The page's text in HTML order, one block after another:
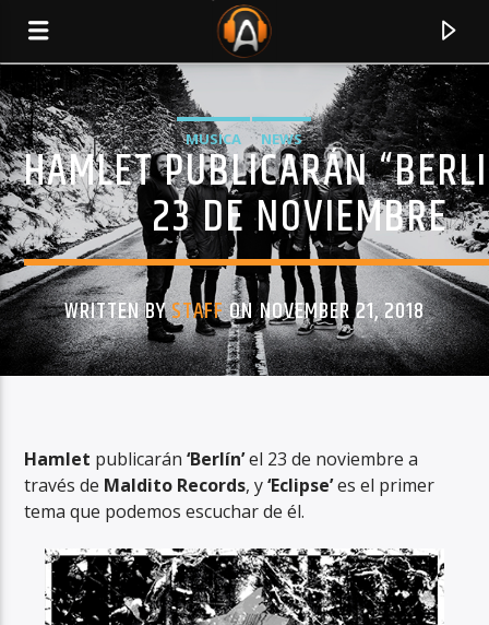
TITLE
ARTIST
MUSICA NEWS
HAMLET PUBLICARÁN
23 DE NOVIEMBRE
WRITTEN BYSTAFFON NOVEMBER 21, 2018
Hamlet publicarán‘Berlín’el 23 de noviembre a
través de Maldito Records, y‘Eclipse’es el primer
tema que podemos escuchar de él.